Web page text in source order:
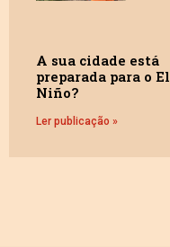
A sua cidade está
preparada para o El
Niño?
Ler publicação »